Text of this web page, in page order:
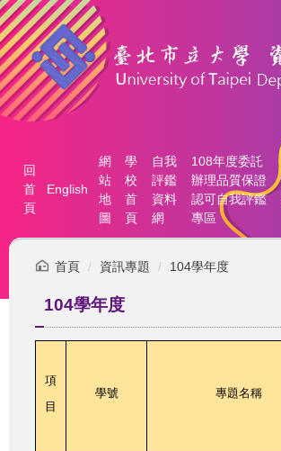
跳
到
主
要
內
容
回
首
頁
English
網
站
地
圖
學
校
首
頁
自我
評鑑
資料
網
108年度委託
辦理品質保證
認可自我評鑑
專區
首頁 資訊專題 104學年度
104學年度
項
目
學號 專題名稱